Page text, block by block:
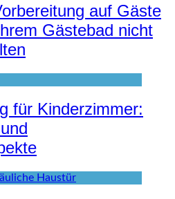
auf Gäste
Gästebad nicht
für Kinderzimmer: